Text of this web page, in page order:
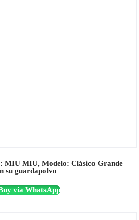
MIU MIU, Modelo: Clásico Grande
su guardapolvo
via WhatsApp